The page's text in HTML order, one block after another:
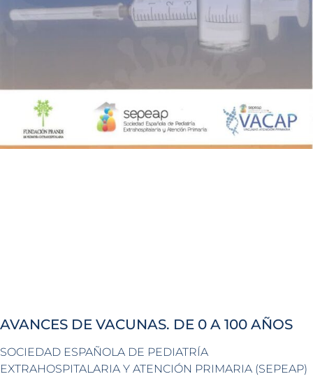
AVANCES DE VACUNAS. DE 0 A 100 AÑOS
SOCIEDAD ESPAÑOLA DE PEDIATRÍA
EXTRAHOSPITALARIA Y ATENCIÓN PRIMARIA (SEPEAP)